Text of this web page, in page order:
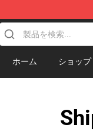
Shop
ホーム ショップ